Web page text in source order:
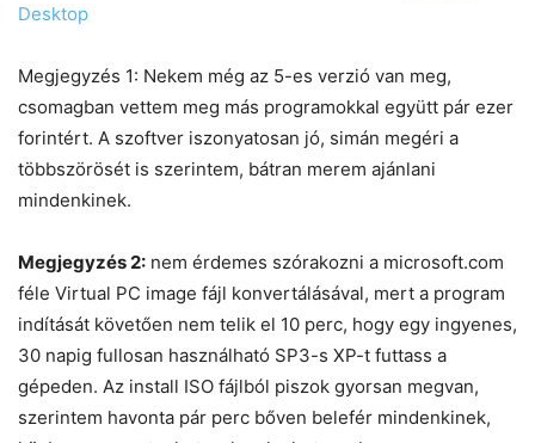
Desktop
Megjegyzés 1: Nekem még az 5-es verzió van meg,
csomagban vettem meg más programokkal együtt pár ezer
forintért. A szoftver iszonyatosan jó, simán megéri a
többszörösét is szerintem, bátran merem ajánlani
mindenkinek.
Megjegyzés 2: nem érdemes szórakozni a microsoft.com
féle Virtual PC image fájl konvertálásával, mert a program
indítását követően nem telik el 10 perc, hogy egy ingyenes,
30 napig fullosan használható SP3-s XP-t futtass a
gépeden. Az install ISO fájlból piszok gyorsan megvan,
szerintem havonta pár perc bőven belefér mindenkinek,